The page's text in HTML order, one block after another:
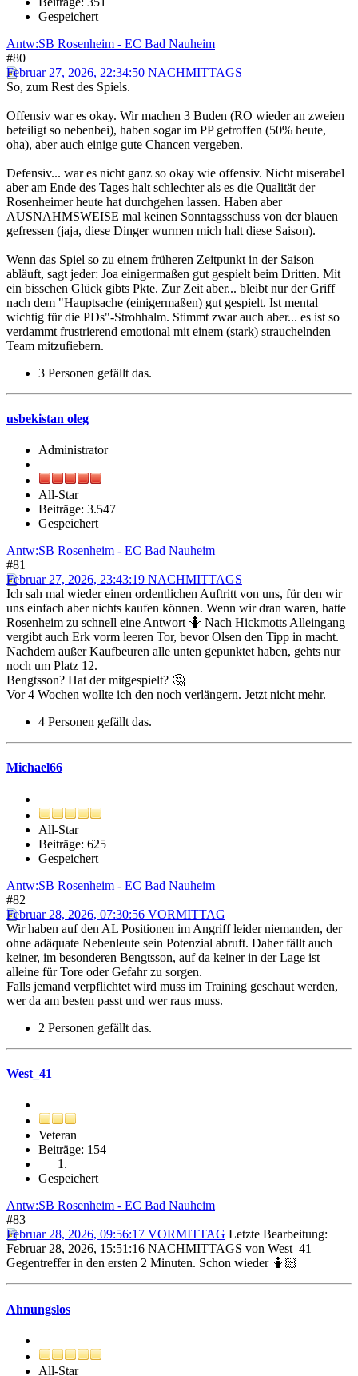
Gespeichert
Antw:SB Rosenheim - EC Bad Nauheim
#80
Februar 27, 2026, 22:34:50 NACHMITTAGS
So, zum Rest des Spiels.
Offensiv war es okay. Wir machen 3 Buden (RO wieder an zweien
beteiligt so nebenbei), haben sogar im PP getroffen (50% heute,
oha), aber auch einige gute Chancen vergeben.
Defensiv... war es nicht ganz so okay wie offensiv. Nicht miserabel
aber am Ende des Tages halt schlechter als es die Qualität der
Rosenheimer heute hat durchgehen lassen. Haben aber
AUSNAHMSWEISE mal keinen Sonntagsschuss von der blauen
gefressen (jaja, diese Dinger wurmen mich halt diese Saison).
Wenn das Spiel so zu einem früheren Zeitpunkt in der Saison
abläuft, sagt jeder: Joa einigermaßen gut gespielt beim Dritten. Mit
ein bisschen Glück gibts Pkte. Zur Zeit aber... bleibt nur der Griff
nach dem "Hauptsache (einigermaßen) gut gespielt. Ist mental
wichtig für die PDs"-Strohhalm. Stimmt zwar auch aber... es ist so
verdammt frustrierend emotional mit einem (stark) strauchelnden
Team mitzufiebern.
3 Personen gefällt das.
usbekistan oleg
Administrator
All-Star
Beiträge: 3.547
Gespeichert
Antw:SB Rosenheim - EC Bad Nauheim
#81
Februar 27, 2026, 23:43:19 NACHMITTAGS
Ich sah mal wieder einen ordentlichen Auftritt von uns, für den wir
uns einfach aber nichts kaufen können. Wenn wir dran waren, hatte
Rosenheim zu schnell eine Antwort 🤷 Nach Hickmotts Alleingang
vergibt auch Erk vorm leeren Tor, bevor Olsen den Tipp in macht.
Nachdem außer Kaufbeuren alle unten gepunktet haben, gehts nur
noch um Platz 12.
Bengtsson? Hat der mitgespielt? 🤔
Vor 4 Wochen wollte ich den noch verlängern. Jetzt nicht mehr.
4 Personen gefällt das.
Michael66
All-Star
Beiträge: 625
Gespeichert
Antw:SB Rosenheim - EC Bad Nauheim
#82
Februar 28, 2026, 07:30:56 VORMITTAG
Wir haben auf den AL Positionen im Angriff leider niemanden, der
ohne adäquate Nebenleute sein Potenzial abruft. Daher fällt auch
keiner, im besonderen Bengtsson, auf da keiner in der Lage ist
alleine für Tore oder Gefahr zu sorgen.
Falls jemand verpflichtet wird muss im Training geschaut werden,
wer da am besten passt und wer raus muss.
2 Personen gefällt das.
West_41
Veteran
Beiträge: 154
Gespeichert
Antw:SB Rosenheim - EC Bad Nauheim
#83
Februar 28, 2026, 09:56:17 VORMITTAG Letzte Bearbeitung:
Februar 28, 2026, 15:51:16 NACHMITTAGS von West_41
Gegentreffer in den ersten 2 Minuten. Schon wieder 🤷🏻
Ahnungslos
All-Star